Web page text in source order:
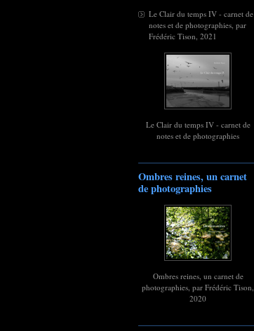
Le Clair du temps IV - carnet de
notes et de photographies, par
Frédéric Tison, 2021
Le Clair du temps IV - carnet de
notes et de photographies
Ombres reines, un carnet
de photographies
Ombres reines, un carnet de
photographies, par Frédéric Tison,
2020